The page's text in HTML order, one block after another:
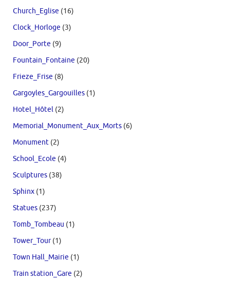
Church_Eglise (16)
Clock_Horloge (3)
Door_Porte (9)
Fountain_Fontaine (20)
Frieze_Frise (8)
Gargoyles_Gargouilles (1)
Hotel_Hôtel (2)
Memorial_Monument_Aux_Morts (6)
Monument (2)
School_Ecole (4)
Sculptures (38)
Sphinx (1)
Statues (237)
Tomb_Tombeau (1)
Tower_Tour(1)
Town Hall_Mairie (1)
Train station_Gare (2)